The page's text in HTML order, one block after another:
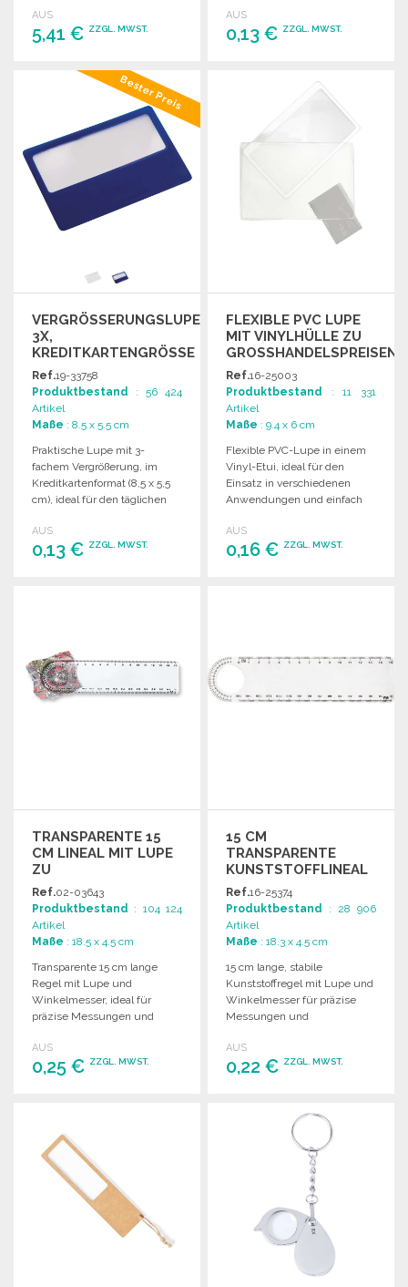
AUS
5,41 € ZZGL. MWST.
BESTELLEN
Angebot anfordern
AUS
0,13 € ZZGL. MWST.
Angebot anfordern
Bester Preis
VERGRÖSSERUNGSLUPE 3
X, K
REDITKARTENGRÖSSE 8,
5X5,5 CM ZU GR
OSSHANDELSPREISEN
Ref.19-33758
Produktbestand : 56 424
Artikel
Maße : 8.5 x 5.5 cm
Praktische Lupe mit 3-
fachem Vergrößerung, im
Kreditkartenformat (8,5 x 5,5
cm), ideal für den täglichen
AUS
0,13 € ZZGL. MWST.
FLEXIBLE PVC LUPE
MIT VINYLHÜLLE ZU
GROSSHANDELSPREISEN
Ref.16-25003
Produktbestand : 11 331
Artikel
Maße : 9.4 x 6 cm
Flexible PVC-Lupe in einem
Vinyl-Etui, ideal für den
Einsatz in verschiedenen
Anwendungen und einfach
AUS
0,16 € ZZGL. MWST.
TRANSPARENTE 15
CM LINEAL MIT LUPE
ZU
GROSSHANDELSPREISEN
Ref.02-03643
Produktbestand : 104 124
Artikel
Maße : 18.5 x 4.5 cm
Transparente 15 cm lange
Regel mit Lupe und
Winkelmesser, ideal für
präzise Messungen und
praktischen 3-in-1-Design.
AUS
0,25 € ZZGL. MWST.
Angebot anfordern
15 CM
TRANSPARENTE
KUNSTSTOFFLINEAL
MIT LUPE UND
WINKELMESSER
Ref.16-25374
Produktbestand : 28 906
Artikel
Maße : 18.3 x 4.5 cm
15 cm lange, stabile
Kunststoffregel mit Lupe und
Winkelmesser für präzise
Messungen und
Schule und Büro.
AUS
0,22 € ZZGL. MWST.
Angebot anfordern